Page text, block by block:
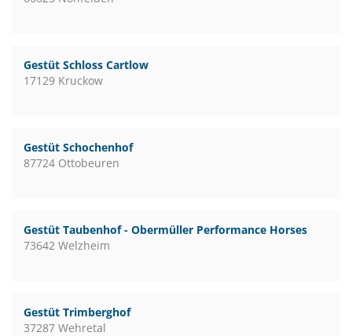
Gestüt Schloss Cartlow
17129 Kruckow
Gestüt Schochenhof
87724 Ottobeuren
Gestüt Taubenhof - Obermüller Performance Horses
73642 Welzheim
Gestüt Trimberghof
37287 Wehretal